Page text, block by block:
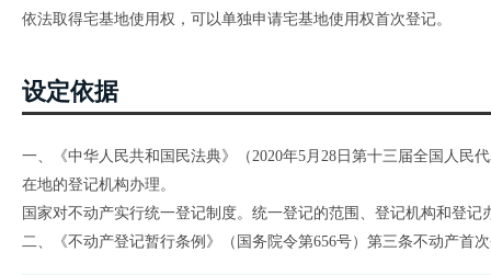
依法取得宅基地使用权，可以单独申请宅基地使用权首次登记。
设定依据
一、《中华人民共和国民法典》（2020年5月28日第十三届全国人民
在地的登记机构办理。
国家对不动产实行统一登记制度。统一登记的范围、登记机构和登记
二、《不动产登记暂行条例》（国务院令第656号）第三条不动产首